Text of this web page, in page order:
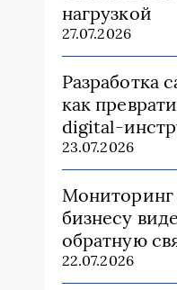
нагрузкой
27.07.2026
Разработка
как
digital-
23.07.2026
Мониторинг
бизнесу
обратную
22.07.2026